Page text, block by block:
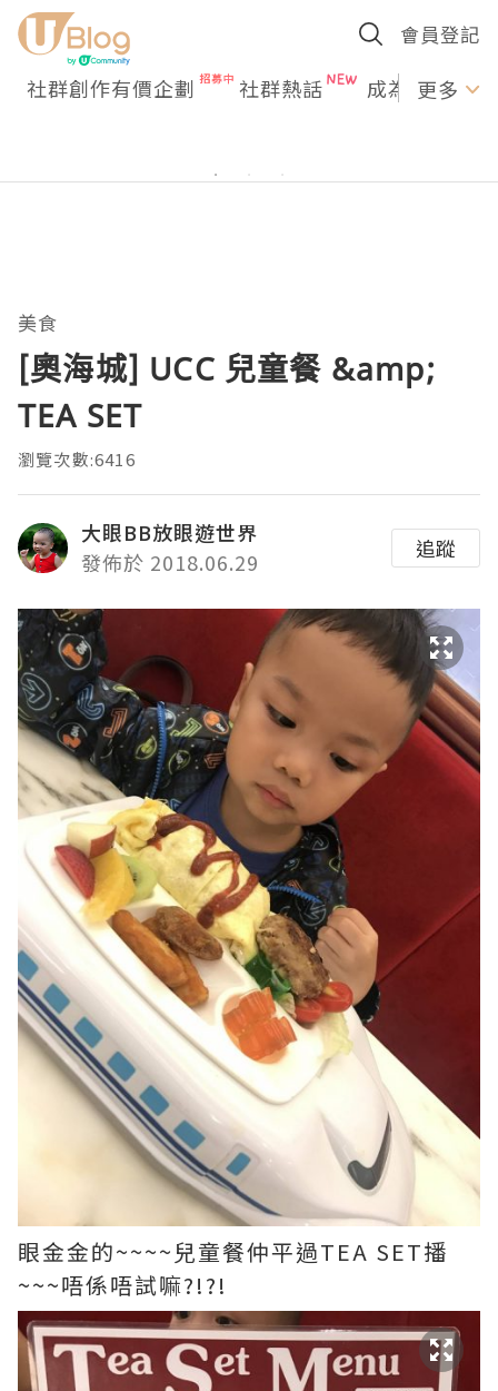
會員登記
社群創作有價企劃 社群熱話 成為U更多
美食
[奧海城] UCC 兒童餐 &amp;
TEA SET
瀏覽次數:6416
大眼BB放眼遊世界
發佈於 2018.06.29
追蹤
眼金金的~~~~兒童餐仲平過TEA SET播
~~~唔係唔試嘛?!?!